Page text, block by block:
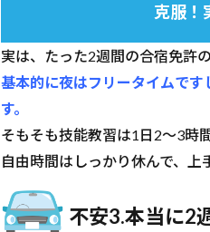
週間
で運
よう
にな
る？
1.3.1
克服！
克服！
実は、たった2週間の合宿免許
基本的に夜はフリータイムで
す。
そもそも技能教習は1日2～3時
自由時間はしっかり休んで、上
不安3.本当に2